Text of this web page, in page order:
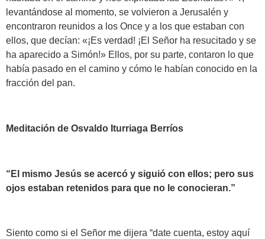
levantándose al momento, se volvieron a Jerusalén y
encontraron reunidos a los Once y a los que estaban con
ellos, que decían: «¡Es verdad! ¡El Señor ha resucitado y se
ha aparecido a Simón!» Ellos, por su parte, contaron lo que
había pasado en el camino y cómo le habían conocido en la
fracción del pan.
Meditación de Osvaldo Iturriaga Berríos
“El mismo Jesús se acercó y siguió con ellos; pero sus
ojos estaban retenidos para que no le conocieran.”
Siento como si el Señor me dijera “date cuenta, estoy aquí